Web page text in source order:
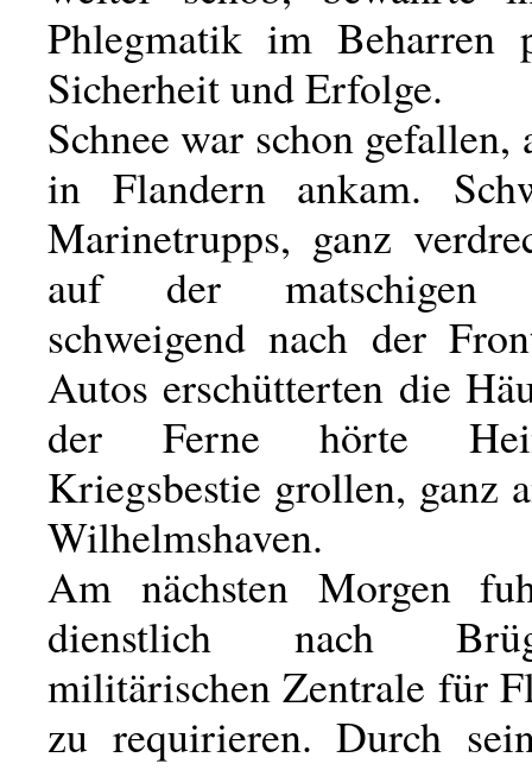
Phlegmatik im Beharren
Sicherheit und Erfolge.
Schnee war schon
in Flandern ankam.
Marinetrupps, ganz
auf der matschigen
schweigend nach der
Autos erschütterten die
der Ferne hörte
Kriegsbestie grollen, ganz
Wilhelmshaven.
Am nächsten Morgen
dienstlich nach
militärischen Zentrale für
zu requirieren. Durch